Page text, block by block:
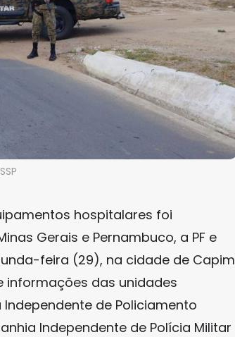
hospitalares foi
Gerais e Pernambuco, a PF e
feira (29), na cidade de Capim
informações das unidades
de Policiamento
Independente de Polícia Militar